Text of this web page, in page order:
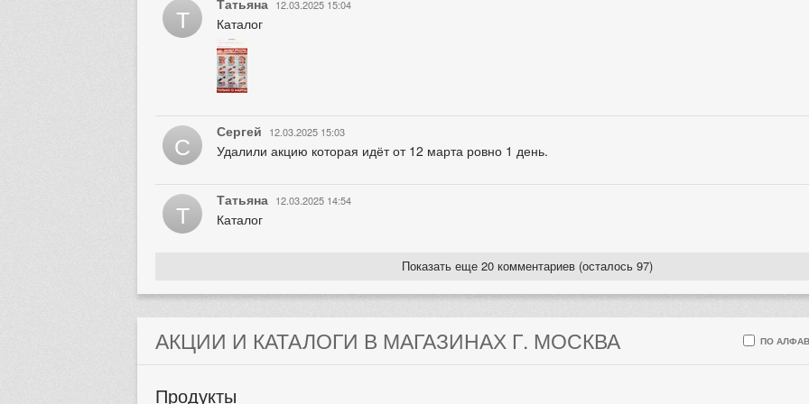
Т 12.03.2025 15:04
Каталог
С Сергей 12.03.2025 15:03
Удалили акцию которая идёт от 12 марта ровно 1 день.
Т Татьяна 12.03.2025 14:54
Каталог
Показать еще 20 комментариев (осталось 97)
АКЦИИ И КАТАЛОГИ В МАГАЗИНАХ Г. МОСКВА ПО
Продукты